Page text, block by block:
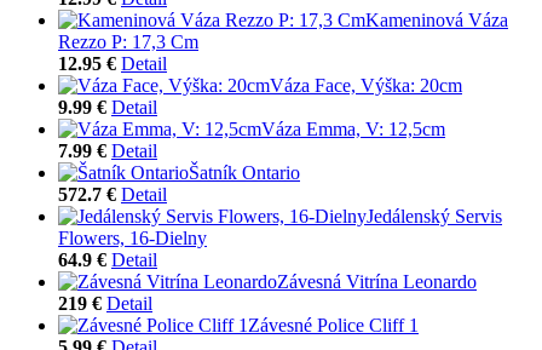
Kameninová Váza
Rezzo P: 17,3 Cm
12.95 € Detail
Váza Face, Výška: 20cm
9.99 € Detail
Váza Emma, V: 12,5cm
7.99 € Detail
Šatník Ontario
572.7 € Detail
Jedálenský Servis
Flowers, 16-Dielny
64.9 € Detail
Závesná Vitrína Leonardo
219 € Detail
Závesné Police Cliff 1